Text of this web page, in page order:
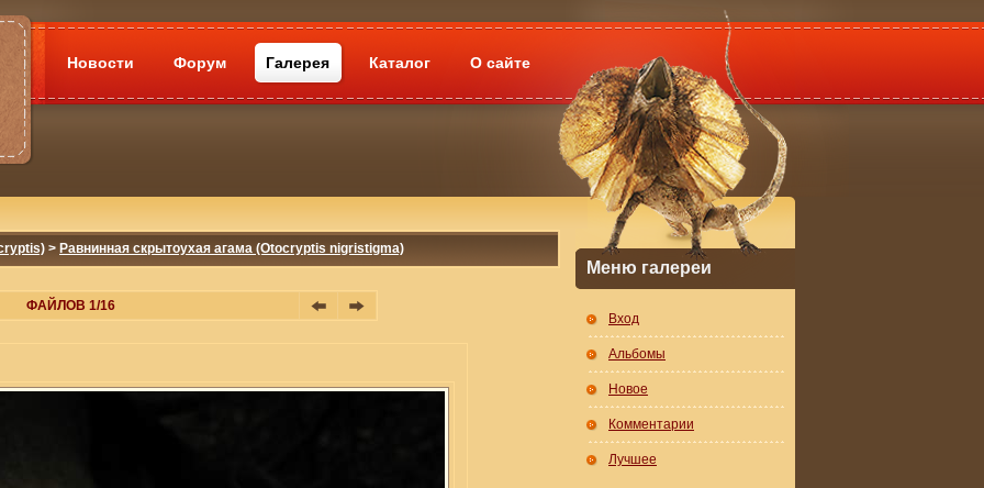
Новости Форум Галерея Каталог О сайте
> Равнинная скрытоухая агама (Otocryptis nigristigma)
ФАЙЛОВ 1/16
Меню галереи
Вход
Альбомы
Новое
Комментарии
Лучшее